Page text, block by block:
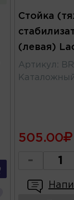
Стойка
(левая)
Артикул :
505.00
-